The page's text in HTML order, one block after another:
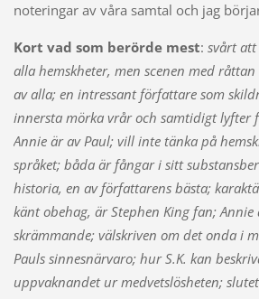
noteringar av våra samtal och jag
Kort vad som berörde mest: svårt
alla hemskheter, men scenen med
av alla; en intressant författare som
innersta mörka vrår och samtidigt lyfter
Annie är av Paul; vill inte tänka på
språket; båda är fångar i sitt
historia, en av författarens bästa;
känt obehag, är Stephen King fan; Annie
skrämmande; välskriven om det onda i
Pauls sinnesnärvaro; hur S.K. kan
uppvaknandet ur medvetslösheten;